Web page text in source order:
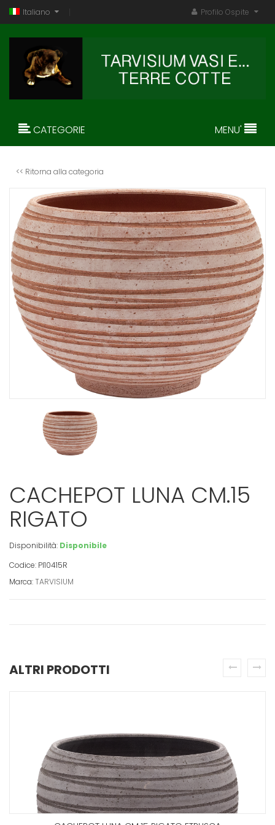
Italiano Profilo Ospite
CATEGORIE MENU'
<< Ritorna alla categoria
CACHEPOT LUNA CM.15
RIGATO
Disponibilità: Disponibile
Codice: PI10415R
Marca:TARVISIUM
ALTRI PRODOTTI